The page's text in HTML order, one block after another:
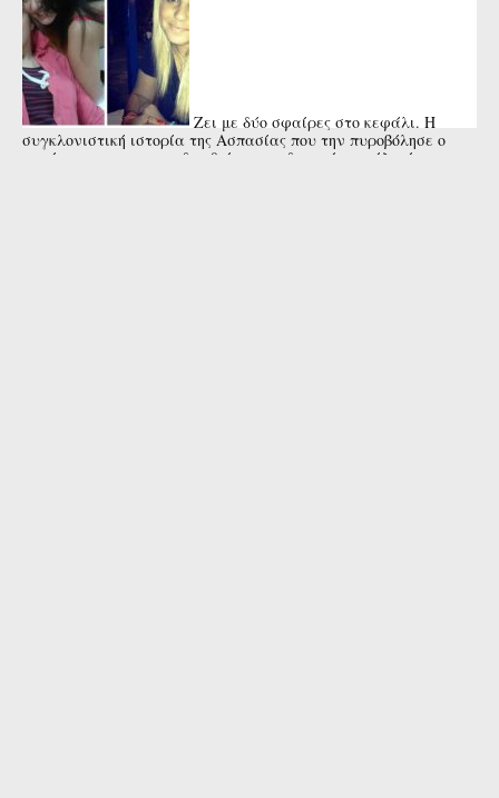
Ζει με δύο σφαίρες στο κεφάλι. Η
συγκλονιστική ιστορία της Ασπασίας που την πυροβόλησε ο
πατέρας της για να εκδικηθεί την εν διαστάσει σύζυγό του ...